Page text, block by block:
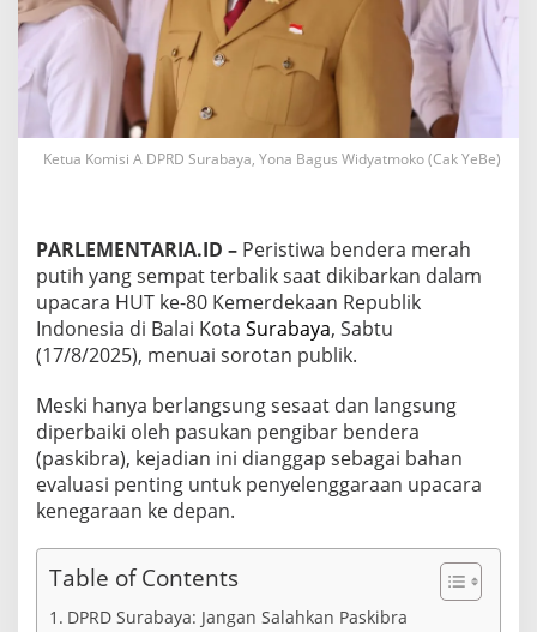
l
i
i
S
b
a
y
a
,
D
D
M
n
t
S
e
Ketua Komisi A DPRD Surabaya, Yona Bagus Widyatmoko (Cak YeBe)
PARLEMENTARIA.ID – Peristiwa bendera merah
putih yang sempat terbalik saat dikibarkan dalam
upacara HUT ke-80 Kemerdekaan Republik
Indonesia di Balai Kota Surabaya, Sabtu
(17/8/2025), menuai sorotan publik.
Meski hanya berlangsung sesaat dan langsung
diperbaiki oleh pasukan pengibar bendera
(paskibra), kejadian ini dianggap sebagai bahan
evaluasi penting untuk penyelenggaraan upacara
kenegaraan ke depan.
Table of Contents
DPRD Surabaya: Jangan Salahkan Paskibra